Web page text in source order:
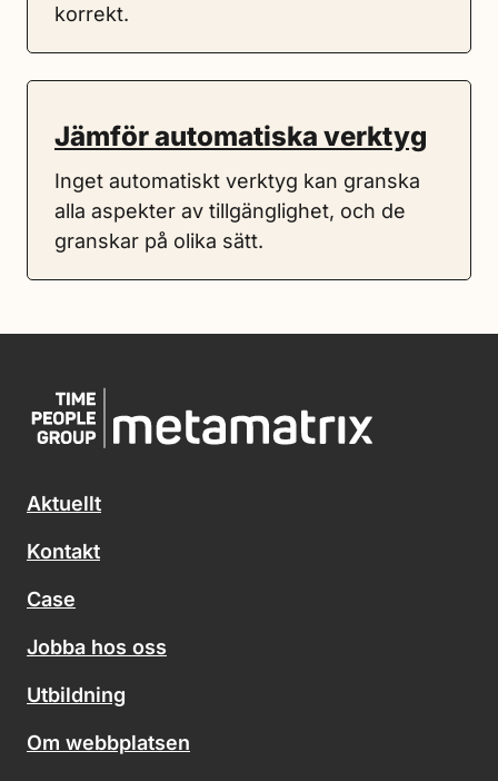
korrekt.
Jämför automatiska verktyg
Inget automatiskt verktyg kan granska
alla aspekter av tillgänglighet, och de
granskar på olika sätt.
Aktuellt
Kontakt
Case
Jobba hos oss
Utbildning
Om webbplatsen